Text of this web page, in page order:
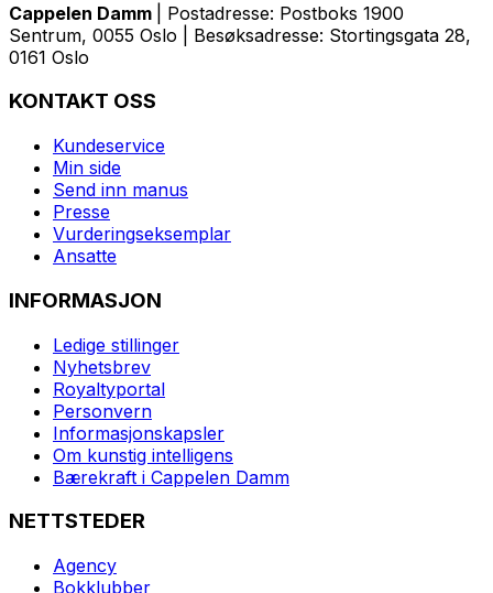
Cappelen Damm
| Postadresse: Postboks 1900
Sentrum, 0055 Oslo | Besøksadresse: Stortingsgata 28,
0161 Oslo
KONTAKT OSS
Kundeservice
Min side
Send inn manus
Presse
Vurderingseksemplar
Ansatte
INFORMASJON
Ledige stillinger
Nyhetsbrev
Royaltyportal
Personvern
Informasjonskapsler
Om kunstig intelligens
Bærekraft i Cappelen Damm
NETTSTEDER
Agency
Bokklubber